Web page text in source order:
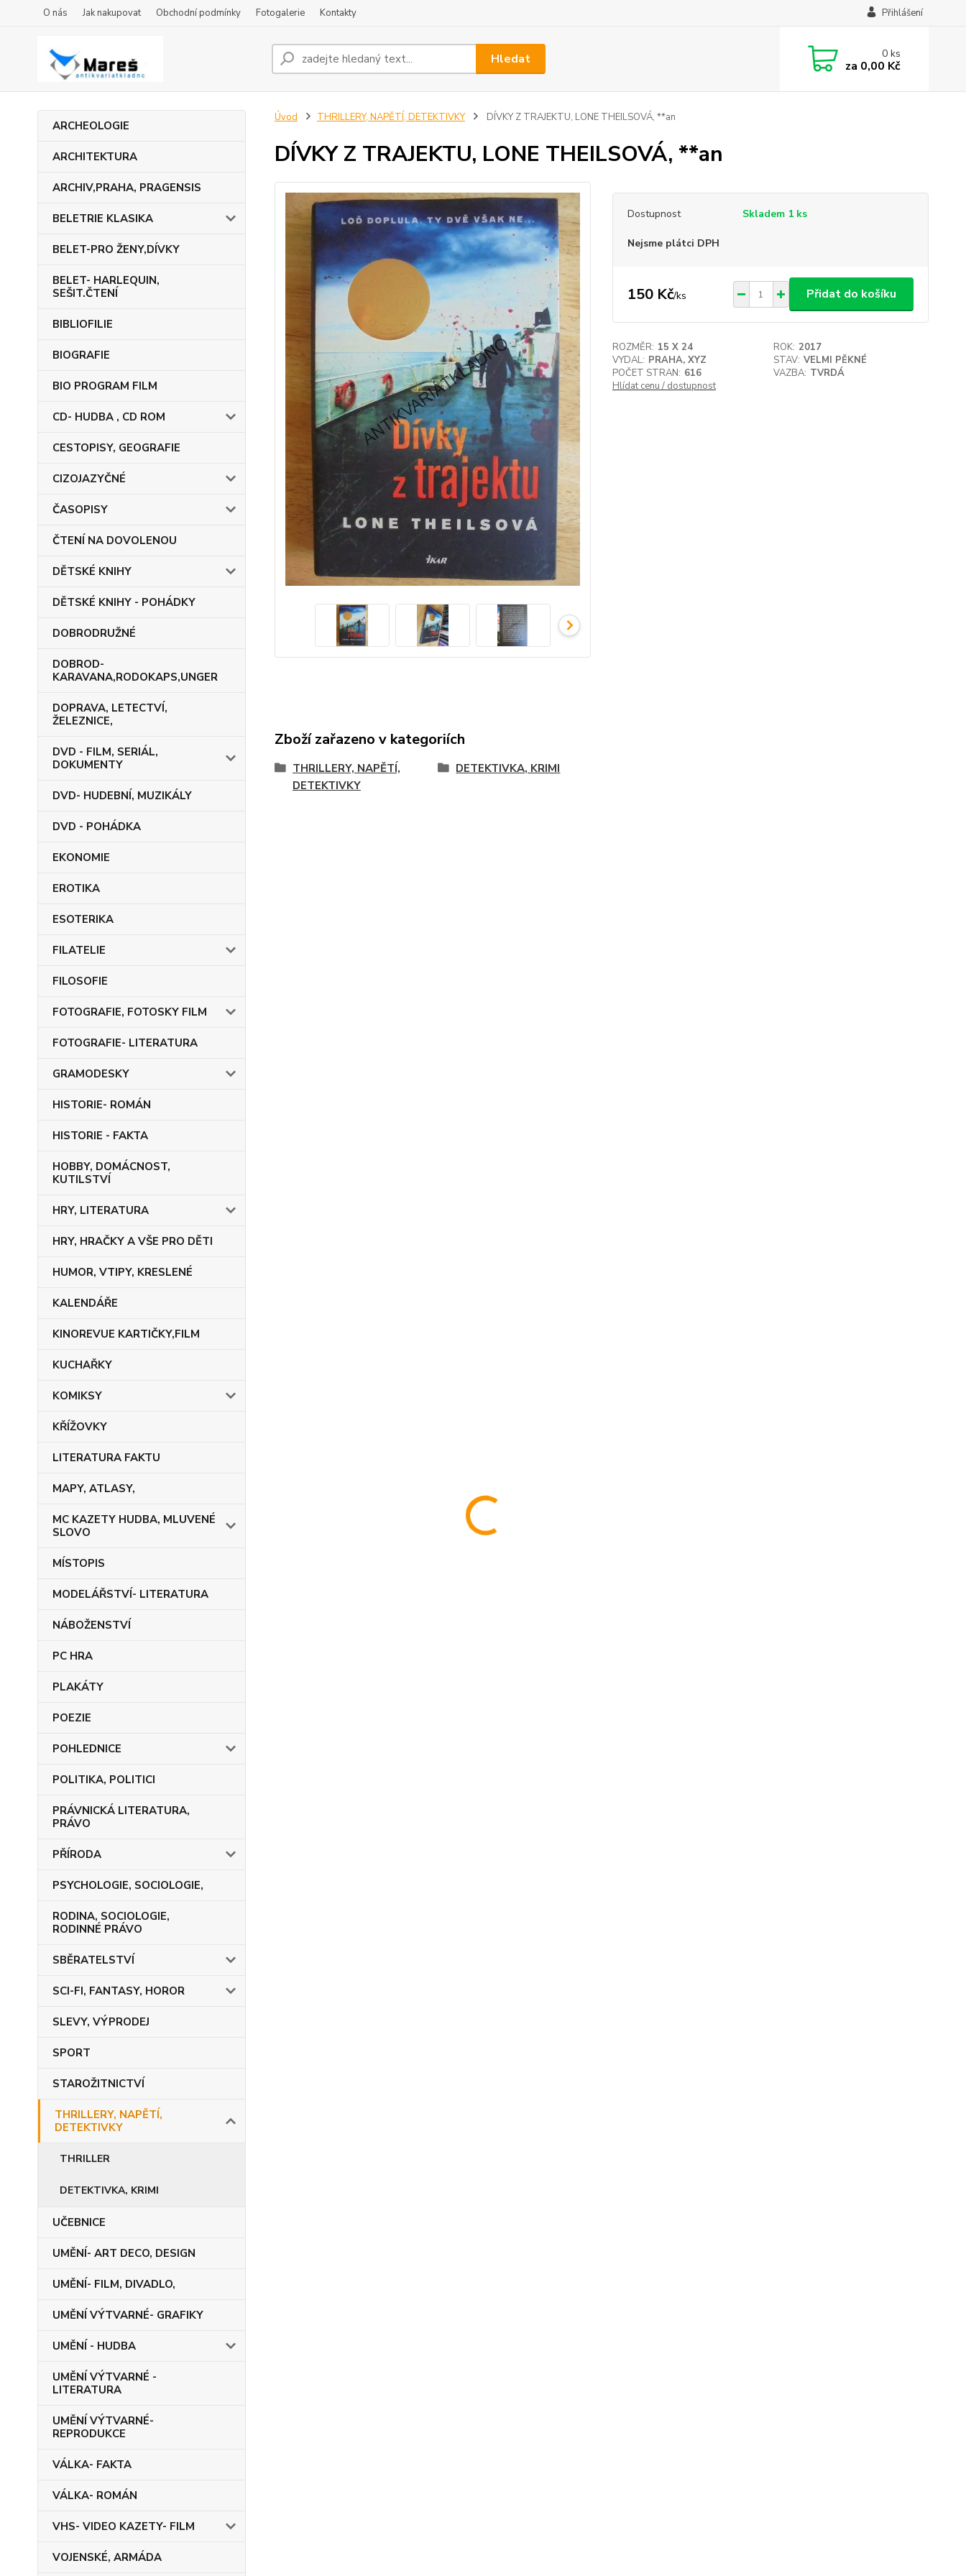
O nás Jak nakupovat Obchodní podmínky Fotogalerie Kontakty Přihlášení
Hledat 0ks
za 0,00 Kč
ARCHEOLOGIE
ARCHITEKTURA
ARCHIV,PRAHA, PRAGENSIS
BELETRIE KLASIKA
BELET-PRO ŽENY,DÍVKY
BELET- HARLEQUIN,
SEŠIT.ČTENÍ
BIBLIOFILIE
BIOGRAFIE
BIO PROGRAM FILM
CD- HUDBA , CD ROM
CESTOPISY, GEOGRAFIE
CIZOJAZYČNÉ
ČASOPISY
ČTENÍ NA DOVOLENOU
DĚTSKÉ KNIHY
DĚTSKÉ KNIHY - POHÁDKY
DOBRODRUŽNÉ
DOBROD-
KARAVANA,RODOKAPS,UNGER
DOPRAVA, LETECTVÍ,
ŽELEZNICE,
DVD - FILM, SERIÁL,
DOKUMENTY
DVD- HUDEBNÍ, MUZIKÁLY
DVD - POHÁDKA
EKONOMIE
EROTIKA
ESOTERIKA
FILATELIE
FILOSOFIE
FOTOGRAFIE, FOTOSKY FILM
FOTOGRAFIE- LITERATURA
GRAMODESKY
HISTORIE- ROMÁN
HISTORIE - FAKTA
HOBBY, DOMÁCNOST,
KUTILSTVÍ
HRY, LITERATURA
HRY, HRAČKY A VŠE PRO DĚTI
HUMOR, VTIPY, KRESLENÉ
KALENDÁŘE
KINOREVUE KARTIČKY,FILM
KUCHAŘKY
KOMIKSY
KŘÍŽOVKY
LITERATURA FAKTU
MAPY, ATLASY,
MC KAZETY HUDBA, MLUVENÉ
SLOVO
MÍSTOPIS
MODELÁŘSTVÍ- LITERATURA
NÁBOŽENSTVÍ
PC HRA
PLAKÁTY
POEZIE
POHLEDNICE
POLITIKA, POLITICI
PRÁVNICKÁ LITERATURA,
PRÁVO
PŘÍRODA
PSYCHOLOGIE, SOCIOLOGIE,
RODINA, SOCIOLOGIE,
RODINNÉ PRÁVO
SBĚRATELSTVÍ
SCI-FI, FANTASY, HOROR
SLEVY, VÝPRODEJ
SPORT
STAROŽITNICTVÍ
THRILLERY, NAPĚTÍ,
DETEKTIVKY
THRILLER
DETEKTIVKA, KRIMI
UČEBNICE
UMĚNÍ- ART DECO, DESIGN
UMĚNÍ- FILM, DIVADLO,
UMĚNÍ VÝTVARNÉ- GRAFIKY
UMĚNÍ - HUDBA
UMĚNÍ VÝTVARNÉ -
LITERATURA
UMĚNÍ VÝTVARNÉ-
REPRODUKCE
VÁLKA- FAKTA
VÁLKA- ROMÁN
VHS- VIDEO KAZETY- FILM
VOJENSKÉ, ARMÁDA
Úvod THRILLERY, NAPĚTÍ, DETEKTIVKY DÍVKY Z TRAJEKTU, LONE THEILSOVÁ, **an
DÍVKY Z TRAJEKTU, LONE THEILSOVÁ, **an
Dostupnost Skladem 1 ks
Nejsme plátci DPH
150 Kč/ks Přidat do košíku
ROZMĚR: 15 X 24 ROK: 2017
VYDAL: PRAHA, XYZ STAV: VELMI PĚKNÉ
POČET STRAN: 616 VAZBA: TVRDÁ
Hlídat cenu / dostupnost
Zboží zařazeno v kategoriích
THRILLERY, NAPĚTÍ,
DETEKTIVKY
DETEKTIVKA, KRIMI